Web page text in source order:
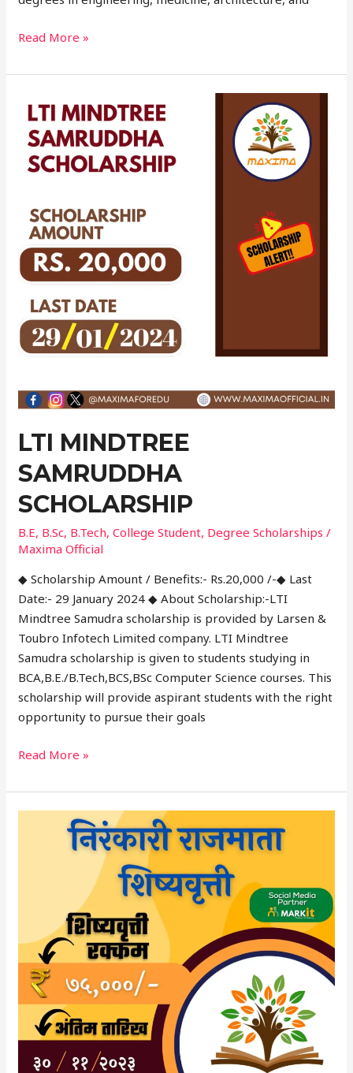
Read More »
LTI MINDTREE
SAMRUDDHA
SCHOLARSHIP
B.E, B.Sc, B.Tech,College Student, Degree Scholarships /
Maxima Official
◆ Scholarship Amount / Benefits:- Rs.20,000 /-◆ Last
Date:- 29 January 2024 ◆ About Scholarship:-LTI
Mindtree Samudra scholarship is provided by Larsen &
Toubro Infotech Limited company. LTI Mindtree
Samudra scholarship is given to students studying in
BCA,B.E./B.Tech,BCS,BSc Computer Science courses. This
scholarship will provide aspirant students with the right
opportunity to pursue their goals
LTI
Mindtree
Samruddha
Scholarship
Read More »